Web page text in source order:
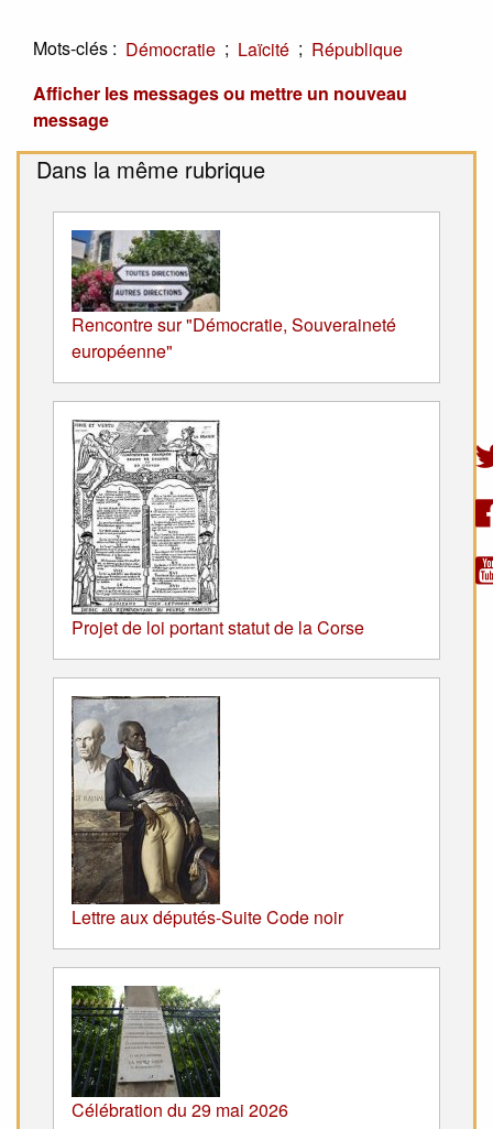
Mots-clés : Démocratie ; Laïcité ; République
Afficher les messages ou mettre un nouveau
message
Dans la même rubrique
Rencontre sur "Démocratie, Souveraineté
européenne"
Projet de loi portant statut de la Corse
Lettre aux députés-Suite Code noir
Célébration du 29 mai 2026